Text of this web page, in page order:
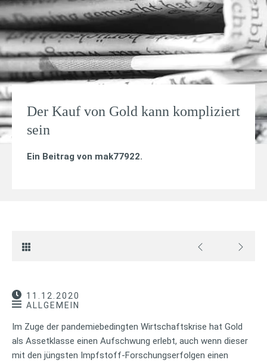
Der Kauf von Gold kann kompliziert
sein
Ein Beitrag von mak77922.
11.12.2020
ALLGEMEIN
Im Zuge der pandemiebedingten Wirtschaftskrise hat Gold
als Assetklasse einen Aufschwung erlebt, auch wenn dieser
mit den jüngsten Impfstoff-Forschungserfolgen einen